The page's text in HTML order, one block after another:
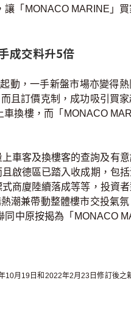
「MONACO MARINE」
成交料升5倍
動，一手新盤市場亦變得
且訂價克制，成功吸引買
換樓，而「MONACO
車客及換樓客的查詢及有
啟德區已踏入收成期，包
商廈陸續落成等等，投資
潮兼帶動整體樓市交投氣氛
中原按揭為「MONACO
10月19日和2022年2月23日修訂後之